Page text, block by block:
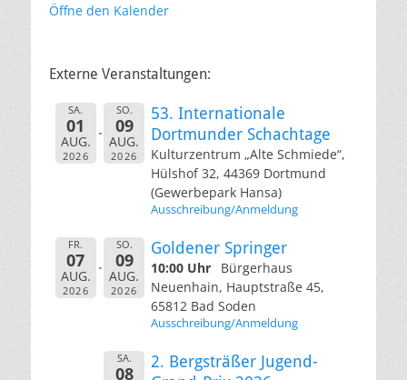
Öffne den Kalender
Externe Veranstaltungen:
SA.
01
AUG.
2026
SO.
09
AUG.
2026
53. Internationale
Dortmunder Schachtage
Kulturzentrum „Alte Schmiede“,
Hülshof 32, 44369 Dortmund
(Gewerbepark Hansa)
Ausschreibung/Anmeldung
FR.
07
AUG.
2026
SO.
09
AUG.
2026
Goldener Springer
10:00 Uhr
Bürgerhaus
Neuenhain, Hauptstraße 45,
65812 Bad Soden
Ausschreibung/Anmeldung
SA.
08
2. Bergsträßer Jugend-